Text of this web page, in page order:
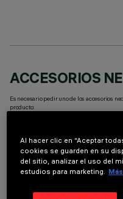
ACCESORIOS
Es necesario pedir uno de los accesorios
producto:
Al hacer clic en “Aceptar
cookies se guarden en su
del sitio, analizar el uso del
estudios para marketing.